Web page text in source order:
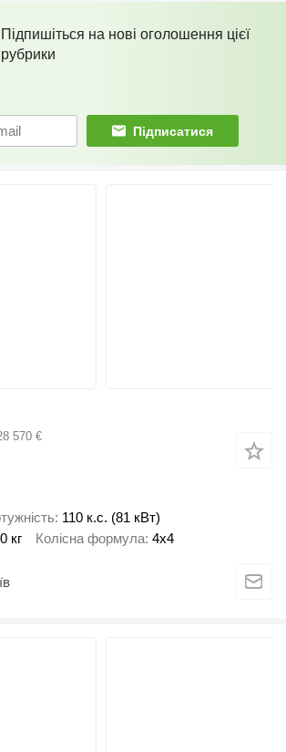
Підпишіться на нові оголошення цієї
рубрики
Підписатися
570 €
110 к.с. (81 кВт)
кг Колісна формула 4x4